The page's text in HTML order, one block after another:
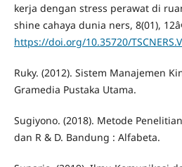
kerja dengan stress perawat di
shine cahaya dunia ners, 8(01),
https://doi.org/10.35720/
Ruky. (2012). Sistem Manajemen
Gramedia Pustaka Utama.
Sugiyono. (2018). Metode
dan R & D. Bandung : Alfabeta.